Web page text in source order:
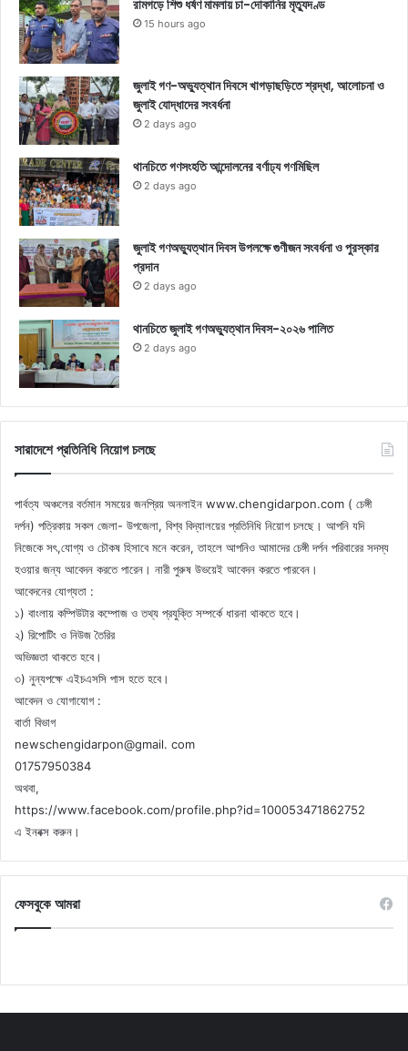
রামগড়ে শিশু ধর্ষণ মামলায় চা-দোকানির মৃত্যুদণ্ড
15 hours ago
জুলাই গণ-অভ্যুত্থান দিবসে খাগড়াছড়িতে শ্রদ্ধা, আলোচনা ও
জুলাই যোদ্ধাদের সংবর্ধনা
2 days ago
থানচিতে গণসংহতি আন্দোলনের বর্ণাঢ্য গণমিছিল
2 days ago
জুলাই গণঅভ্যুত্থান দিবস উপলক্ষে গুণীজন সংবর্ধনা ও পুরস্কার
প্রদান
2 days ago
থানচিতে জুলাই গণঅভ্যুত্থান দিবস-২০২৬ পালিত
2 days ago
সারাদেশে প্রতিনিধি নিয়োগ চলছে
পার্বত্য অঞ্চলের বর্তমান সময়ের জনপ্রিয় অনলাইন www.chengidarpon.com ( চেঙ্গী
দর্পন) পত্রিকায় সকল জেলা- উপজেলা, বিশ্ব বিদ্যালয়ের প্রতিনিধি নিয়োগ চলছে। আপনি যদি
নিজেকে সৎ,যোগ্য ও চৌকষ হিসাবে মনে করেন, তাহলে আপনিও আমাদের চেঙ্গী দর্পন পরিবারের সদস্য
হওয়ার জন্য আবেদন করতে পারেন। নারী পুরুষ উভয়েই আবেদন করতে পারবেন।
আবেদনের যোগ্যতা :
১) বাংলায় কম্পিউটার কম্পোজ ও তথ্য প্রযুক্তি সম্পর্কে ধারনা থাকতে হবে।
২) রিপোটিং ও নিউজ তৈরির
অভিজ্ঞতা থাকতে হবে।
৩) নুন্যপক্ষে এইচএসসি পাস হতে হবে।
আবেদন ও যোগাযোগ :
বার্তা বিভাগ
newschengidarpon@gmail. com
01757950384
অথবা,
https://www.facebook.com/profile.php?id=100053471862752
এ ইনবক্স করুন।
ফেসবুকে আমরা